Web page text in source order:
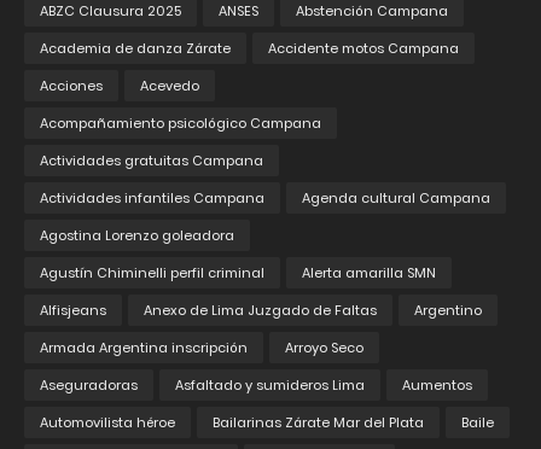
ABZC Clausura 2025
ANSES
Abstención Campana
Academia de danza Zárate
Accidente motos Campana
Acciones
Acevedo
Acompañamiento psicológico Campana
Actividades gratuitas Campana
Actividades infantiles Campana
Agenda cultural Campana
Agostina Lorenzo goleadora
Agustín Chiminelli perfil criminal
Alerta amarilla SMN
Alfisjeans
Anexo de Lima Juzgado de Faltas
Argentino
Armada Argentina inscripción
Arroyo Seco
Aseguradoras
Asfaltado y sumideros Lima
Aumentos
Automovilista héroe
Bailarinas Zárate Mar del Plata
Baile